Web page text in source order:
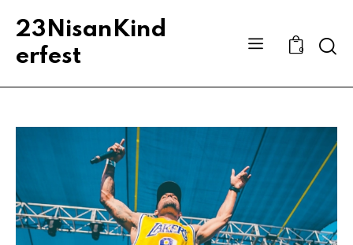
23NisanKind
erfest
0